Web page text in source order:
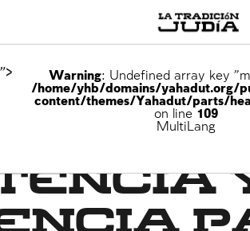
Warning: Undefined array key
/home/yhb/domains/yahadut.org/
content/themes/Yahadut/parts/
on line 109
MultiLang